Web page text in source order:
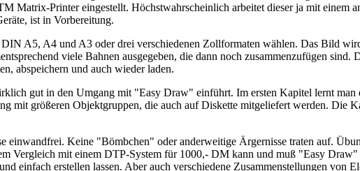
Matrix-Printer eingestellt. Höchstwahrscheinlich arbeitet dieser ja mit einem
ist in Vorbereitung.
A5, A4 und A3 oder drei verschiedenen Zollformaten wählen. Das Bild
viele Bahnen ausgegeben, die dann noch zusammenzufügen
abspeichern und auch wieder laden.
gut in den Umgang mit "Easy Draw" einführt. Im ersten Kapitel lernt
mit größeren Objektgruppen, die auch auf Diskette mitgeliefert werden. Die
einwandfrei. Keine "Bömbchen" oder anderweitige Ärgernisse traten auf.
Vergleich mit einem DTP-System für 1000,- DM kann und muß "Easy
einfach erstellen lassen. Aber auch verschiedene Zusammenstellungen von